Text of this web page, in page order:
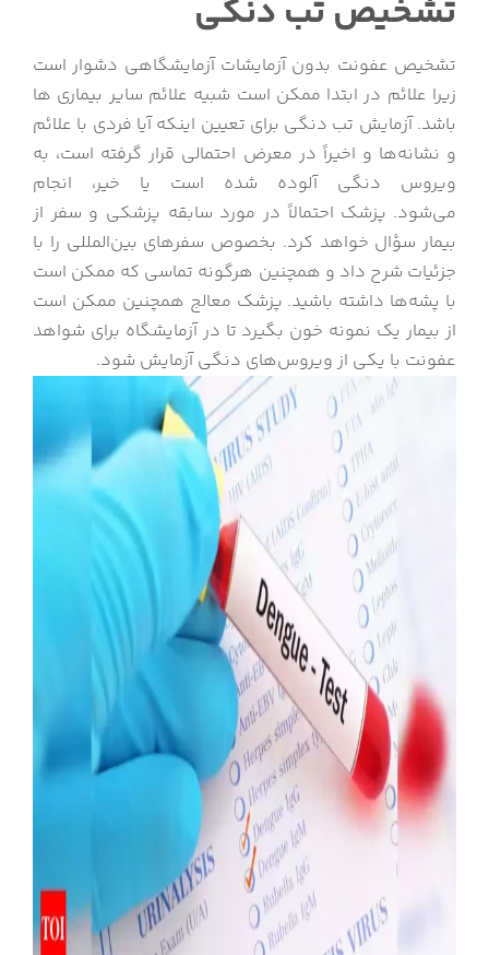
تشخیص تب دنگی
تشخیص عفونت بدون آزمایشات آزمایشگاهی دشوار است
زیرا علائم در ابتدا ممکن است شبیه علائم سایر بیماری ها
باشد. آزمایش تب دنگی برای تعیین اینکه آیا فردی با علائم
و نشانه‌ها و اخیراً در معرض احتمالی قرار گرفته است، به
ویروس دنگی آلوده شده است یا خیر، انجام
می‌شود. پزشک احتمالاً در مورد سابقه پزشکی و سفر از
بیمار سؤال خواهد کرد. بخصوص سفرهای بین‌المللی را با
جزئیات شرح داد و همچنین هرگونه تماسی که ممکن است
با پشه‌ها داشته باشید. پزشک معالج همچنین ممکن است
از بیمار یک نمونه خون بگیرد تا در آزمایشگاه برای شواهد
عفونت با یکی از ویروس‌های دنگی آزمایش شود.